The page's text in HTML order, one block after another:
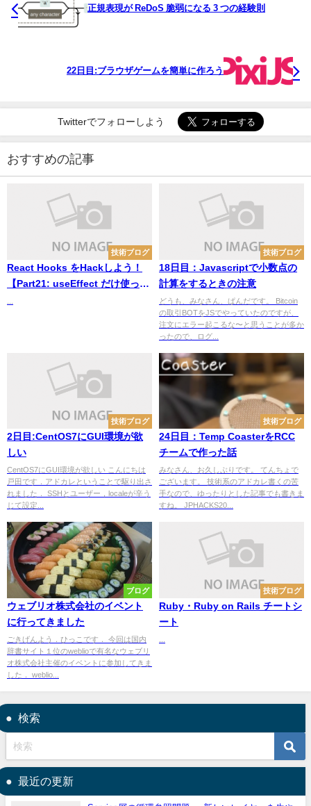
正規表現が ReDoS 脆弱になる 3 つの経験則
22日目:ブラウザゲームを簡単に作ろう
Twitterでフォローしよう
おすすめの記事
技術ブログ
React Hooks をHackしよう！
【Part21: useEffect だけ使って
技術ブログ
18日目：Javascriptで小数点の
計算をするときの注意
どうも、みなさん、ぱんだです。 Bitcoin
の取引BOTをJSでやっていたのですが、
注文にエラー起こるな〜と思うことが多か
ったので、ログ...
技術ブログ
2日目:CentOS7にGUI環境が欲
しい
CentOS7にGUI環境が欲しい こんにちは
戸田です．アドカレということで駆り出さ
れました． SSHとユーザー，localeが辛う
じて設定...
技術ブログ
24日目：Temp CoasterをRCC
チームで作った話
みなさん、お久しぶりです。 てんちょで
ございます。 技術系のアドカレ書くの苦
手なので、ゆったりとした記事でも書きま
すね。 JPHACKS20...
ブログ
ウェブリオ株式会社のイベント
に行ってきました
ごきげんよう．ひっこです． 今回は国内
辞書サイト１位のweblioで有名なウェブリ
オ株式会社主催のイベントに参加してきま
した． weblio...
技術ブログ
Ruby・Ruby on Rails チートシ
ート
検索
最近の更新